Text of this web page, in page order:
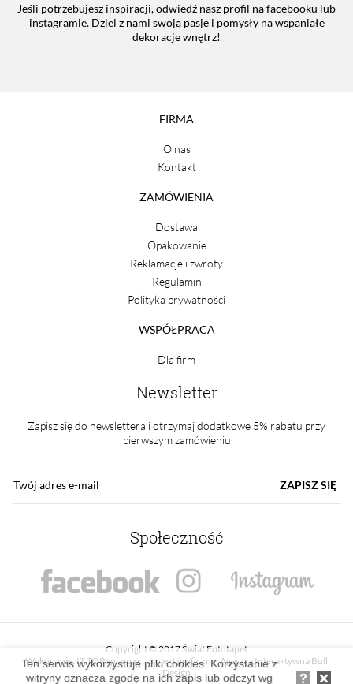
Jeśli potrzebujesz inspiracji, odwiedź nasz profil na facebooku lub
instagramie. Dziel z nami swoją pasję i pomysły na wspaniałe
dekoracje wnętrz!
FIRMA
O nas
Kontakt
ZAMÓWIENIA
Dostawa
Opakowanie
Reklamacje i zwroty
Regulamin
Polityka prywatności
WSPÓŁPRACA
Dla firm
Newsletter
Zapisz się do newslettera i otrzymaj dodatkowe 5% rabatu przy
pierwszym zamówieniu
ZAPISZ SIĘ
Społeczność
Copyright © 2017 Świat Fototapet
Wykonanie: IT TOP sp. z o.o. , projekt graficzny:Agencja Interaktywna Bull
Design
Ten serwis wykorzystuje pliki cookies. Korzystanie z
witryny oznacza zgodę na ich zapis lub odczyt wg